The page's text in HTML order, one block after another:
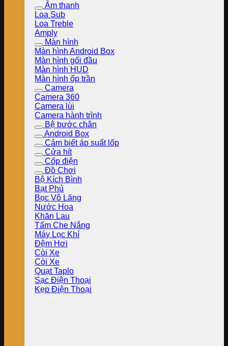
Âm thanh
Loa Sub
Loa Treble
Amply
Màn hình
Màn hình Android Box
Màn hình gối đầu
Màn hình HUD
Màn hình ốp trần
Camera
Camera 360
Camera lùi
Camera hành trình
Bệ bước chân
Android Box
Cảm biết áp suất lốp
Cửa hít
Cốp điện
Đồ Chơi
Bộ Kích Bình
Bạt Phủ
Bọc Vô Lăng
Nước Hoa
Khăn Lau
Tấm Che Nắng
Máy Lọc Khí
Đệm Hơi
Còi Xe
Còi Xe
Quạt Taplo
Sạc Điện Thoại
Kẹp Điện Thoại